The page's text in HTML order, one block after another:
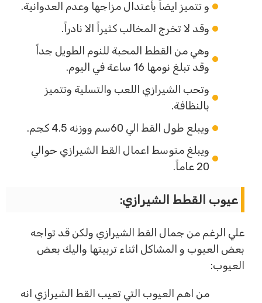
و تتميز ايضاً بأعتدال مزاجها وعدم العدوانية.
وقد لا تخرج المخالب كثيراً الا نادراً.
وهي من القطط المحبة للنوم الطويل جداً
وقد تبلغ نومها 16 ساعة في اليوم.
وتحب الشيرازي اللعب والتسلية وتتميز
بالنظافة.
ويبلع طول القط الي 60سم ووزنه 4.5 كجم.
ويبلغ متوسط اعمال القط الشيرازي حوالي
20 عاماً.
عيوب القطط الشيرازي:
علي الرغم من جمال القط الشيرازي ولكن قد تواجه
بعض العيوب و المشاكل اثناء تربيتها واليك بعض
العيوب:
من اهم العيوب التي تعيب القط الشيرازي انه